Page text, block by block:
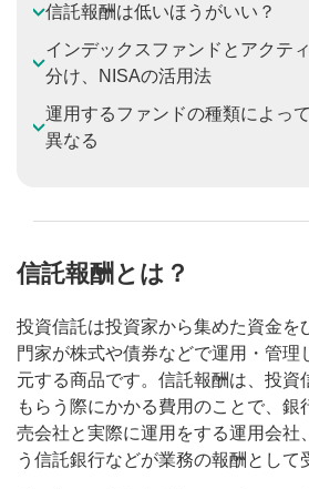
信託報酬は低いほうがいい？
インデックスファンドとアクテ
分け、NISAの活用法
運用するファンドの種類によっ
異なる
信託報酬とは？
投資信託は投資家から集めた資金を
門家が株式や債券などで運用・管理
元する商品です。信託報酬は、投資
もらう際にかかる費用のことで、銀
売会社と実際に運用をする運用会社
う信託銀行などが業務の報酬として